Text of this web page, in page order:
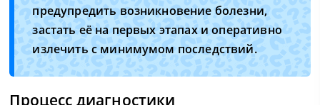
предупредить возникновение болезни,
застать её на первых этапах и оперативно
излечить с минимумом последствий.
Процесс диагностики